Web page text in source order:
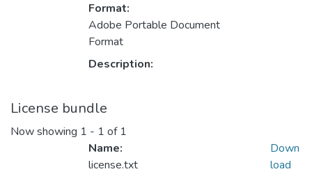
Format:
Adobe Portable Document
Format
Description:
License bundle
Now showing 1 - 1 of 1
Name:
license.txt
Down
load